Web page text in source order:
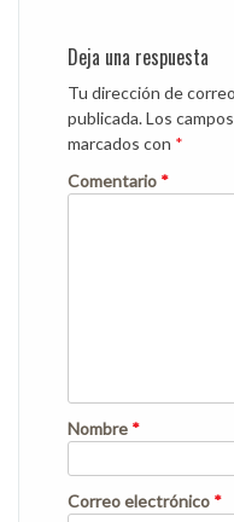
Deja una respuesta
Tu dirección de
publicada.Los
marcados con *
Comentario *
Nombre *
Correo electrónico *